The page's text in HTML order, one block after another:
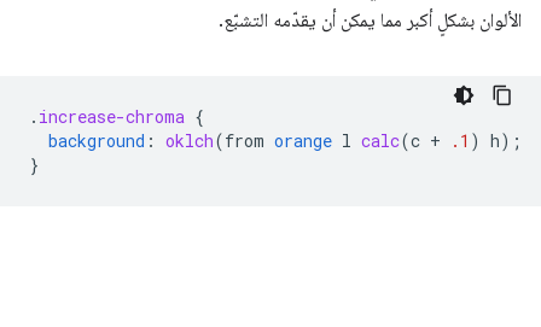
الألوان بشكلٍ أكبر مما يمكن أن يقدّمه التشبّع.
. increase-chroma {
background : oklch(from orange l calc(c + .1 ) h);
}